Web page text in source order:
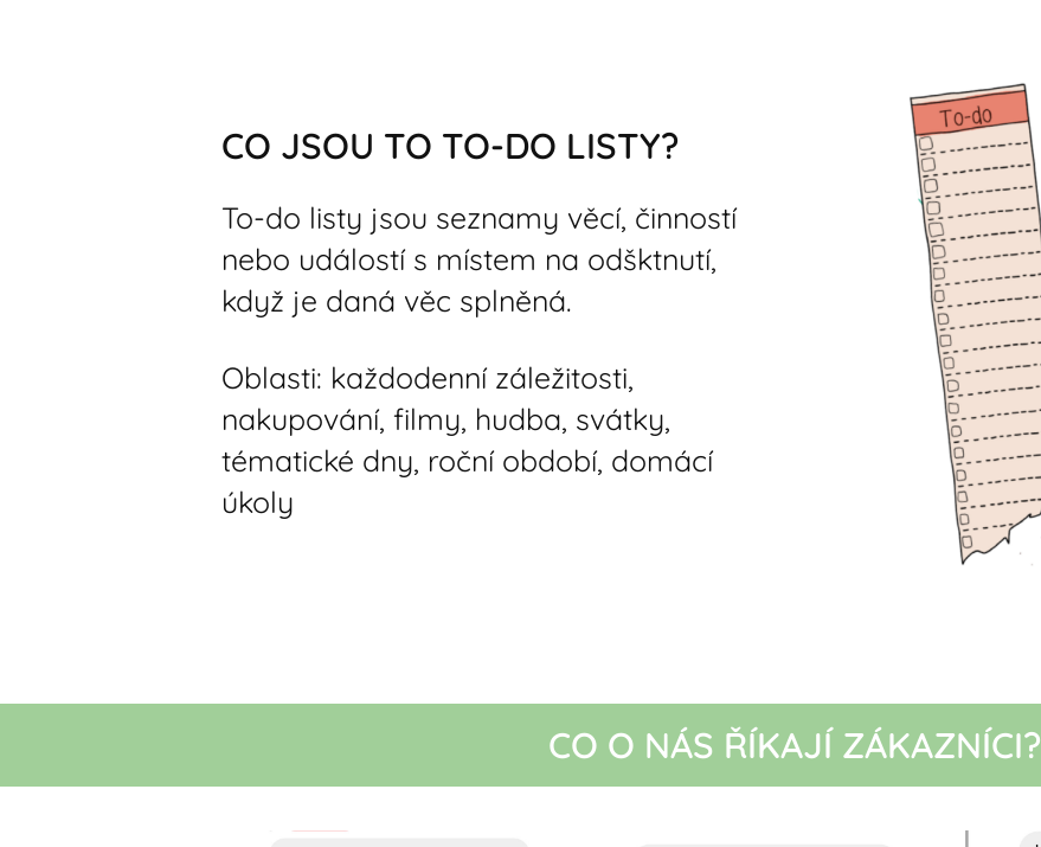
CO JSOU TO TO-DO LISTY?
To-do listy jsou seznamy věcí, činností
nebo událostí s místem na odšktnutí,
když je daná věc splněná.
Oblasti: každodenní záležitosti,
nakupování, filmy, hudba, svátky,
tématické dny, roční období, domácí
úkoly
CO O NÁS ŘÍKAJÍ ZÁKAZNÍCI?